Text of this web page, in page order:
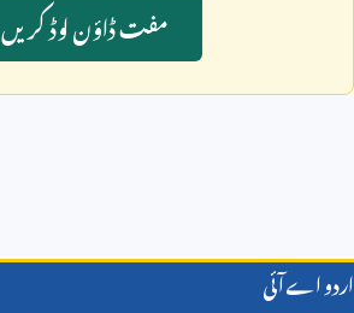
مفت ڈاؤن لوڈ کريں
اردو اے آئی